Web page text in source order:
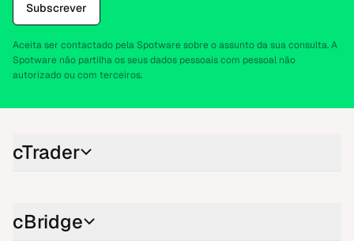
Subscrever
Aceita ser contactado pela Spotware sobre o assunto da sua consulta. A
Spotware não partilha os seus dados pessoais com pessoal não
autorizado ou com terceiros.
cTrader
cBridge